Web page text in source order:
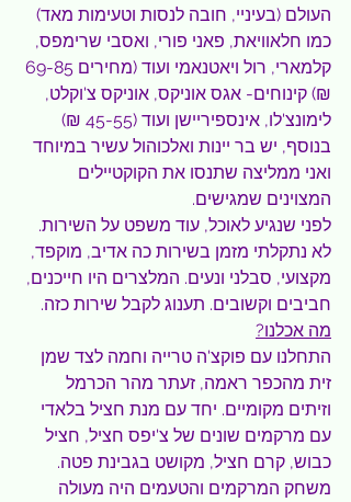
העולם (בעיניי, חובה לנסות וטעימות מאד)
כמו חלאוויאת, פאני פורי, ואסבי שרימפס,
₪) קינוחים- אגס אוניקס, אוניקס צ'וקלט,
לימונצ'לו, אינספיריישן ועוד (45-55 ₪)
בנוסף, יש בר יינות ואלכוהול עשיר במיוחד
ואני ממליצה שתנסו את הקוקטיילים
המצוינים שמגישים.
לפני שנגיע לאוכל, עוד משפט על השירות.
לא נתקלתי מזמן בשירות כה אדיב, מוקפד,
מקצועי, סבלני ונעים. המלצרים היו חייכנים,
חביבים וקשובים. תענוג לקבל שירות כזה.
מה אכלנו?
התחלנו עם פוקצ'ה טרייה וחמה לצד שמן
זית מהכפר ראמה, זעתר מהר הכרמל
וזיתים מקומיים. יחד עם מנת חציל בלאדי
עם מרקמים שונים של צ'יפס חציל, חציל
כבוש, קרם חציל, מקושט בגבינת פטה.
משחק המרקמים והטעמים היה מעולה